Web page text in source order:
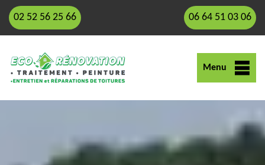
02 52 56 25 66 06 64 51 03 06
Menu